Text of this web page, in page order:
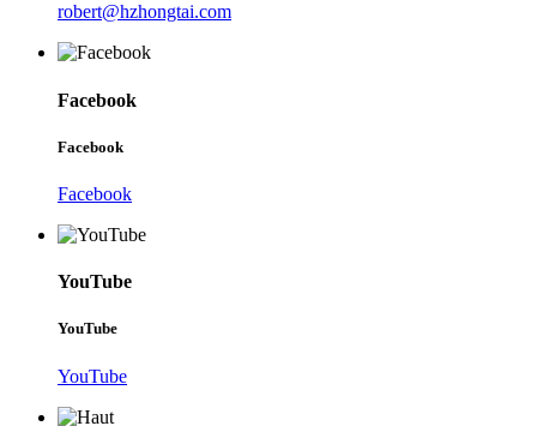
robert@hzhongtai.com
Facebook
Facebook
Facebook
YouTube
YouTube
YouTube